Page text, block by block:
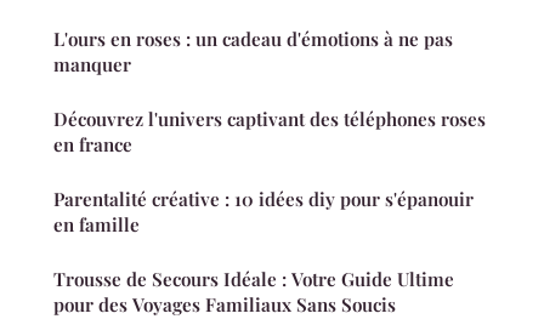
L'ours en roses : un cadeau d'émotions à ne pas
manquer
Découvrez l'univers captivant des téléphones roses
en france
Parentalité créative : 10 idées diy pour s'épanouir
en famille
Trousse de Secours Idéale : Votre Guide Ultime
pour des Voyages Familiaux Sans Soucis